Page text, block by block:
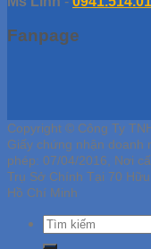
Fanpage
Copyright © Công Ty
Giấy chứng nhận doanh
phép: 07/04/2016, Nơi
Trụ Sở Chính Tại 70
Hồ Chí Minh